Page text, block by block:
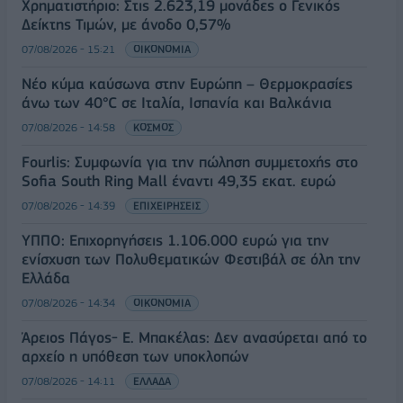
Χρηματιστήριο: Στις 2.623,19 μονάδες ο Γενικός
Δείκτης Τιμών, με άνοδο 0,57%
07/08/2026 - 15:21 ΟΙΚΟΝΟΜΙΑ
Νέο κύμα καύσωνα στην Ευρώπη – Θερμοκρασίες
άνω των 40°C σε Ιταλία, Ισπανία και Βαλκάνια
07/08/2026 - 14:58 ΚΟΣΜΟΣ
Fourlis: Συμφωνία για την πώληση συμμετοχής στο
Sofia South Ring Mall έναντι 49,35 εκατ. ευρώ
07/08/2026 - 14:39 ΕΠΙΧΕΙΡΗΣΕΙΣ
ΥΠΠΟ: Επιχορηγήσεις 1.106.000 ευρώ για την
ενίσχυση των Πολυθεματικών Φεστιβάλ σε όλη την
Ελλάδα
07/08/2026 - 14:34 ΟΙΚΟΝΟΜΙΑ
Άρειος Πάγος- Ε. Μπακέλας: Δεν ανασύρεται από το
αρχείο η υπόθεση των υποκλοπών
07/08/2026 - 14:11 ΕΛΛΑΔΑ